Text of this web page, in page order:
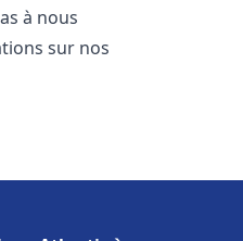
à nous
sur nos